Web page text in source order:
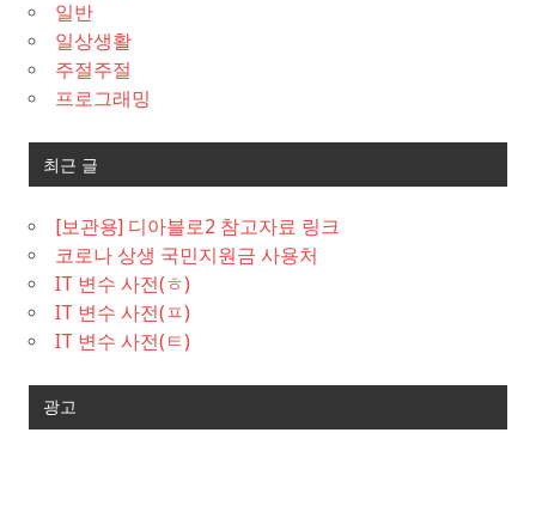
일반
일상생활
주절주절
프로그래밍
최근 글
[보관용] 디아블로2 참고자료 링크
코로나 상생 국민지원금 사용처
IT 변수 사전(ㅎ)
IT 변수 사전(ㅍ)
IT 변수 사전(ㅌ)
광고